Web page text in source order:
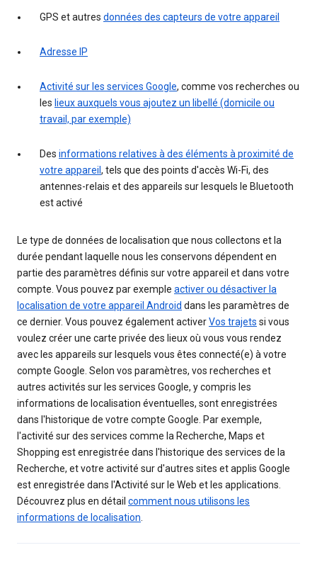
GPS et autres données des capteurs de votre appareil
Adresse IP
Activité sur les services Google, comme vos recherches ou
les lieux auxquels vous ajoutez un libellé (domicile ou
travail, par exemple)
Des informations relatives à des éléments à proximité de
votre appareil , tels que des points d'accès Wi-Fi, des
antennes-relais et des appareils sur lesquels le Bluetooth
est activé
Le type de données de localisation que nous collectons et la
durée pendant laquelle nous les conservons dépendent en
partie des paramètres définis sur votre appareil et dans votre
compte. Vous pouvez par exemple activer ou désactiver la
localisation de votre appareil Android dans les paramètres de
ce dernier. Vous pouvez également activerVos trajets si vous
voulez créer une carte privée des lieux où vous vous rendez
avec les appareils sur lesquels vous êtes connecté(e) à votre
compte Google. Selon vos paramètres, vos recherches et
autres activités sur les services Google, y compris les
informations de localisation éventuelles, sont enregistrées
dans l'historique de votre compte Google. Par exemple,
l'activité sur des services comme la Recherche, Maps et
Shopping est enregistrée dans l'historique des services de la
Recherche, et votre activité sur d'autres sites et applis Google
est enregistrée dans l'Activité sur le Web et les applications.
Découvrez plus en détail comment nous utilisons les
informations de localisation